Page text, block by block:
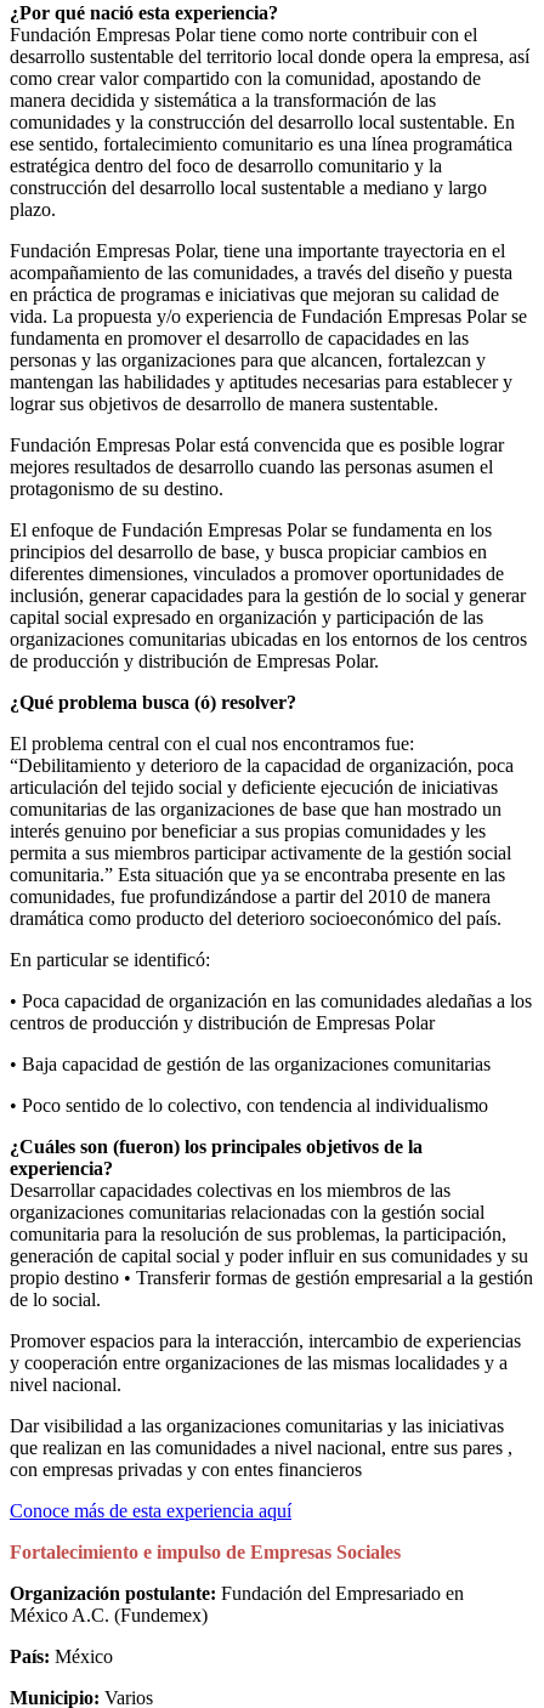
¿Por qué nació esta experiencia?
Fundación Empresas Polar tiene como norte contribuir con el
desarrollo sustentable del territorio local donde opera la empresa, así
como crear valor compartido con la comunidad, apostando de
manera decidida y sistemática a la transformación de las
comunidades y la construcción del desarrollo local sustentable. En
ese sentido, fortalecimiento comunitario es una línea programática
estratégica dentro del foco de desarrollo comunitario y la
construcción del desarrollo local sustentable a mediano y largo
plazo.
Fundación Empresas Polar, tiene una importante trayectoria en el
acompañamiento de las comunidades, a través del diseño y puesta
en práctica de programas e iniciativas que mejoran su calidad de
vida. La propuesta y/o experiencia de Fundación Empresas Polar se
fundamenta en promover el desarrollo de capacidades en las
personas y las organizaciones para que alcancen, fortalezcan y
mantengan las habilidades y aptitudes necesarias para establecer y
lograr sus objetivos de desarrollo de manera sustentable.
Fundación Empresas Polar está convencida que es posible lograr
mejores resultados de desarrollo cuando las personas asumen el
protagonismo de su destino.
El enfoque de Fundación Empresas Polar se fundamenta en los
principios del desarrollo de base, y busca propiciar cambios en
diferentes dimensiones, vinculados a promover oportunidades de
inclusión, generar capacidades para la gestión de lo social y generar
capital social expresado en organización y participación de las
organizaciones comunitarias ubicadas en los entornos de los centros
de producción y distribución de Empresas Polar.
¿Qué problema busca (ó) resolver?
El problema central con el cual nos encontramos fue:
“Debilitamiento y deterioro de la capacidad de organización, poca
articulación del tejido social y deficiente ejecución de iniciativas
comunitarias de las organizaciones de base que han mostrado un
interés genuino por beneficiar a sus propias comunidades y les
permita a sus miembros participar activamente de la gestión social
comunitaria.” Esta situación que ya se encontraba presente en las
comunidades, fue profundizándose a partir del 2010 de manera
dramática como producto del deterioro socioeconómico del país.
En particular se identificó:
• Poca capacidad de organización en las comunidades aledañas a los
centros de producción y distribución de Empresas Polar
• Baja capacidad de gestión de las organizaciones comunitarias
• Poco sentido de lo colectivo, con tendencia al individualismo
¿Cuáles son (fueron) los principales objetivos de la
experiencia?
Desarrollar capacidades colectivas en los miembros de las
organizaciones comunitarias relacionadas con la gestión social
comunitaria para la resolución de sus problemas, la participación,
generación de capital social y poder influir en sus comunidades y su
propio destino • Transferir formas de gestión empresarial a la gestión
de lo social.
Promover espacios para la interacción, intercambio de experiencias
y cooperación entre organizaciones de las mismas localidades y a
nivel nacional.
Dar visibilidad a las organizaciones comunitarias y las iniciativas
que realizan en las comunidades a nivel nacional, entre sus pares ,
con empresas privadas y con entes financieros
Conoce más de esta experiencia aquí
Fortalecimiento e impulso de Empresas Sociales
Organización postulante: Fundación del Empresariado en
México A.C. (Fundemex)
País: México
Municipio: Varios